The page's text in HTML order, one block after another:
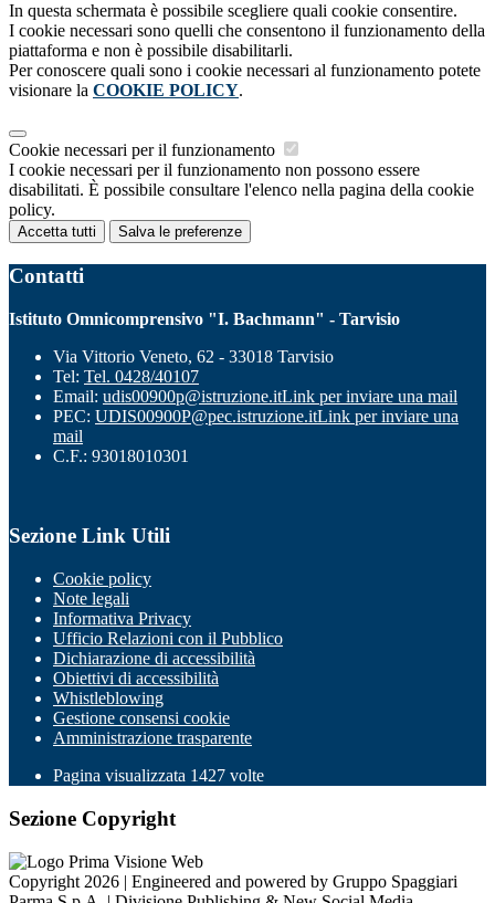
In questa schermata è possibile scegliere quali cookie consentire.
I cookie necessari sono quelli che consentono il funzionamento della
piattaforma e non è possibile disabilitarli.
Per conoscere quali sono i cookie necessari al funzionamento potete
visionare la COOKIE POLICY.
Cookie necessari per il funzionamento
I cookie necessari per il funzionamento non possono essere
disabilitati. È possibile consultare l'elenco nella pagina della cookie
policy.
Accetta tutti Salva le preferenze
Contatti
Istituto Omnicomprensivo "I. Bachmann" - Tarvisio
Via Vittorio Veneto, 62 - 33018 Tarvisio
Tel: Tel. 0428/40107
Email: udis00900p@istruzione.itLink per inviare una mail
PEC: UDIS00900P@pec.istruzione.itLink per inviare una
mail
C.F.: 93018010301
Sezione Link Utili
Cookie policy
Note legali
Informativa Privacy
Ufficio Relazioni con il Pubblico
Dichiarazione di accessibilità
Obiettivi di accessibilità
Whistleblowing
Gestione consensi cookie
Amministrazione trasparente
Pagina visualizzata 1427 volte
Sezione Copyright
Copyright 2026 | Engineered and powered by Gruppo Spaggiari